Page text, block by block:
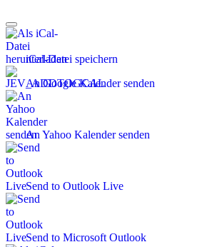
iCal-Datei speichern
An Google Kalender senden
An Yahoo Kalender senden
Send to Outlook Live
Send to Microsoft Outlook